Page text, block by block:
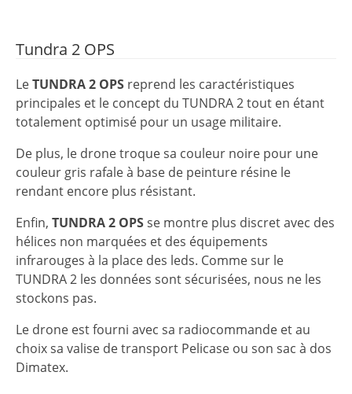
Tundra 2 OPS
LeTUNDRA 2 OPS reprend les caractéristiques
principales et le concept du TUNDRA 2 tout en étant
totalement optimisé pour un usage militaire.
De plus, le drone troque sa couleur noire pour une
couleur gris rafale à base de peinture résine le
rendant encore plus résistant.
Enfin, TUNDRA 2 OPSse montre plus discret avec des
hélices non marquées et des équipements
infrarouges à la place des leds. Comme sur le
TUNDRA 2 les données sont sécurisées, nous ne les
stockons pas.
Le drone est fourni avec sa radiocommande et au
choix sa valise de transport Pelicase ou son sac à dos
Dimatex.